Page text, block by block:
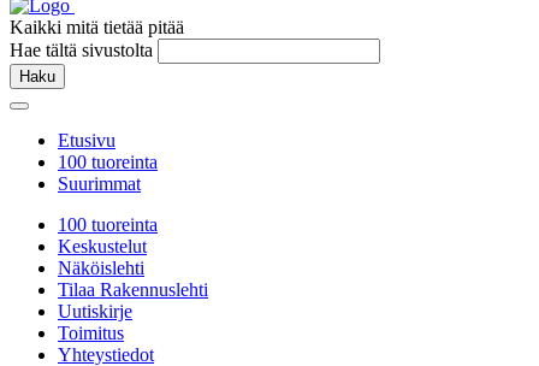
Kaikki mitä tietää pitää
Hae tältä sivustolta
Haku
Etusivu
100 tuoreinta
Suurimmat
100 tuoreinta
Keskustelut
Näköislehti
Tilaa Rakennuslehti
Uutiskirje
Toimitus
Yhteystiedot